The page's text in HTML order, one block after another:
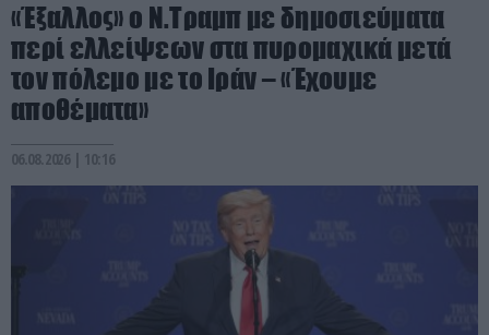
«Έξαλλος» ο Ν.Τραμπ με δημοσιεύματα
περί ελλείψεων στα πυρομαχικά μετά
τον πόλεμο με το Ιράν – «Έχουμε
αποθέματα»
06.08.2026 | 10:16